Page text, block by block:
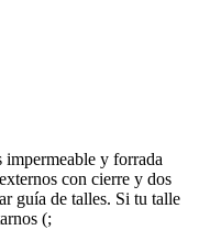
y forrada
con cierre y dos
guía de talles. Si tu talle
(;